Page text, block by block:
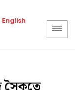
English